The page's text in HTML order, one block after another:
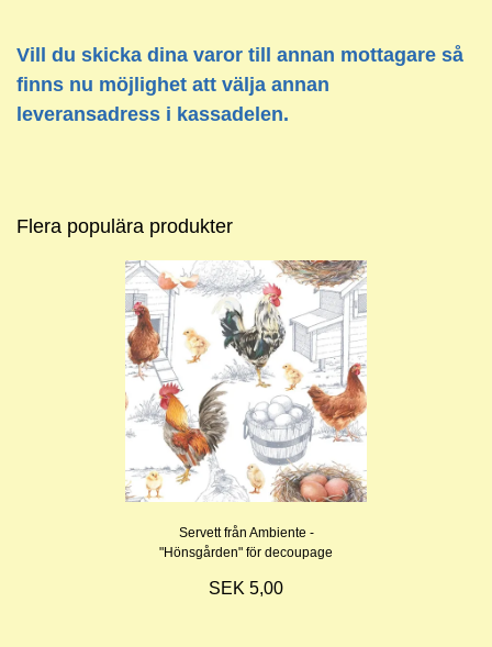
Vill du skicka dina varor till annan mottagare så
finns nu möjlighet att välja annan
leveransadress i kassadelen.
Flera populära produkter
Servett från Ambiente -
"Hönsgården" för decoupage
SEK 5,00